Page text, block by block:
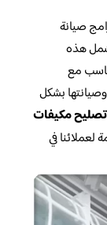
صيانة
هذه
مع
بشكل
مكيفات
في